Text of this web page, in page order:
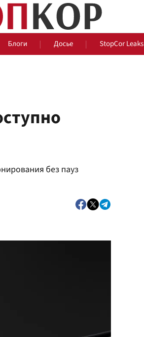
Блоги Досье StopCor Leaks
без пауз